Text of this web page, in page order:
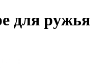
для ружья